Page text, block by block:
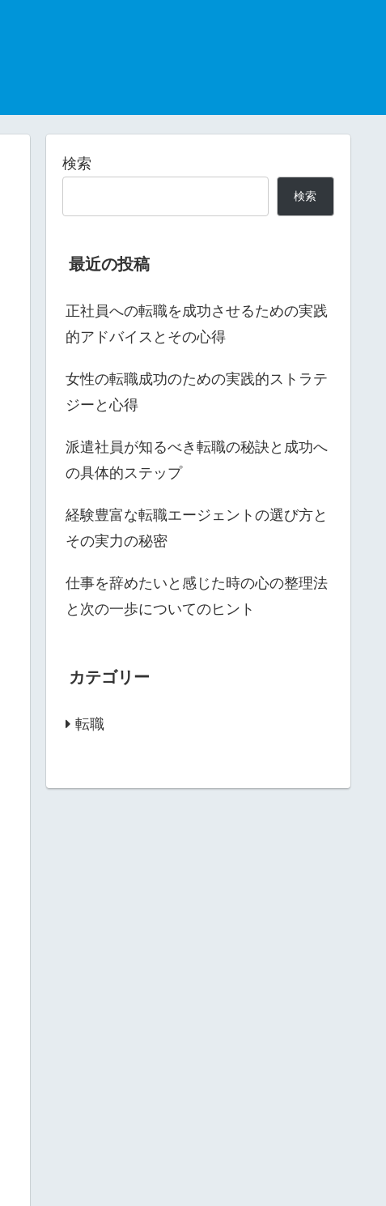
検索
検索
最近の投稿
正社員への転職を成功させるための実践
的アドバイスとその心得
女性の転職成功のための実践的ストラテ
ジーと心得
派遣社員が知るべき転職の秘訣と成功へ
の具体的ステップ
経験豊富な転職エージェントの選び方と
その実力の秘密
仕事を辞めたいと感じた時の心の整理法
と次の一歩についてのヒント
カテゴリー
転職